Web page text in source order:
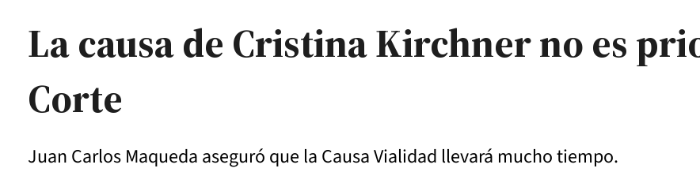
La causa de Cristina Kirchner no es
Corte
Juan Carlos Maqueda aseguró que la Causa Vialidad llevará mucho tiempo.